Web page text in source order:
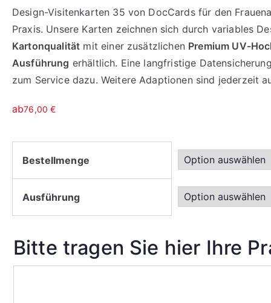
Design-Visitenkarten 35 von DocCards für den
Praxis. Unsere Karten zeichnen sich durch variables
Kartonqualität mit einer zusätzlichen Premium UV-
Ausführung erhältlich. Eine langfristige
zum Service dazu. Weitere Adaptionen sind jederzeit
ab76,00€
Bestellmenge
Ausführung
Bitte tragen Sie hier Ihre